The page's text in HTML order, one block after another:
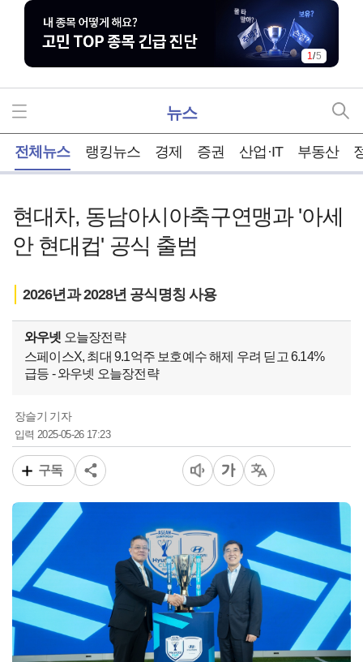
1/5
뉴스
전체뉴스 랭킹뉴스 경제 증권 산업·IT 부동산
현대차, 동남아시아축구연맹과 '아세
안 현대컵' 공식 출범
2026년과 2028년 공식명칭 사용
와우넷 오늘장전략
스페이스X, 최대 9.1억주 보호예수 해제 우려 딛고 6.14%
급등 - 와우넷 오늘장전략
장슬기 기자
입력2025-05-26 17:23
구독